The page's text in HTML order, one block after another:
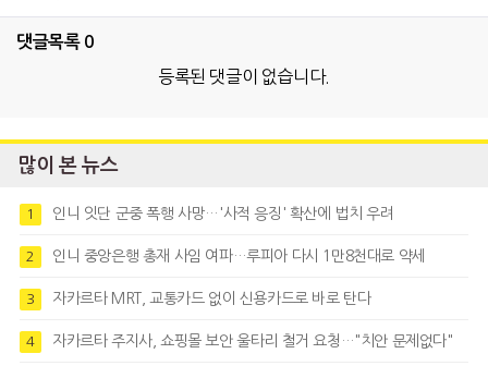
댓글목록 0
등록된 댓글이 없습니다.
많이 본 뉴스
1 인니 잇단 군중 폭행 사망…'사적 응징' 확산에 법치 우려
2 인니 중앙은행 총재 사임 여파…루피아 다시 1만8천대로 약세
3 자카르타 MRT, 교통카드 없이 신용카드로 바로 탄다
4 자카르타 주지사, 쇼핑몰 보안 울타리 철거 요청…"치안 문제없다"